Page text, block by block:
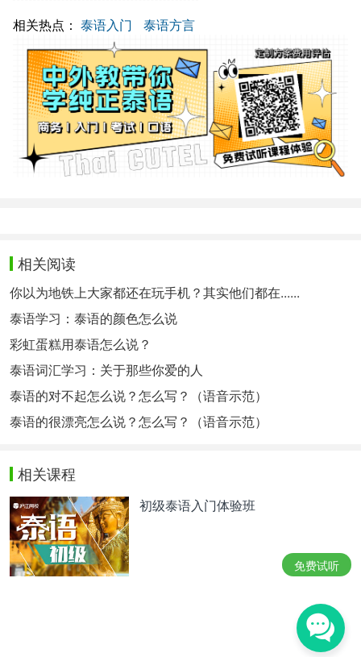
相关热点： 泰语入门 泰语方言
相关阅读
你以为地铁上大家都还在玩手机？其实他们都在......
泰语学习：泰语的颜色怎么说
彩虹蛋糕用泰语怎么说？
泰语词汇学习：关于那些你爱的人
泰语的对不起怎么说？怎么写？（语音示范）
泰语的很漂亮怎么说？怎么写？（语音示范）
相关课程
初级泰语入门体验班
免费试听